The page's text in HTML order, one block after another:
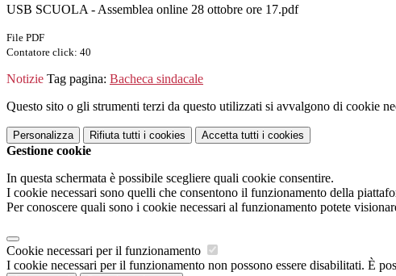
USB SCUOLA - Assemblea online 28 ottobre ore 17.pdf
File PDF
Contatore click: 40
Notizie Tag pagina: Bacheca sindacale
Questo sito o gli strumenti terzi da questo utilizzati si avvalgono di cookie
Personalizza Rifiuta tutti i cookies Accetta tutti i cookies
Gestione cookie
In questa schermata è possibile scegliere quali cookie consentire.
I cookie necessari sono quelli che consentono il funzionamento della
Per conoscere quali sono i cookie necessari al funzionamento potete
Cookie necessari per il funzionamento
I cookie necessari per il funzionamento non possono essere disabilitati. È